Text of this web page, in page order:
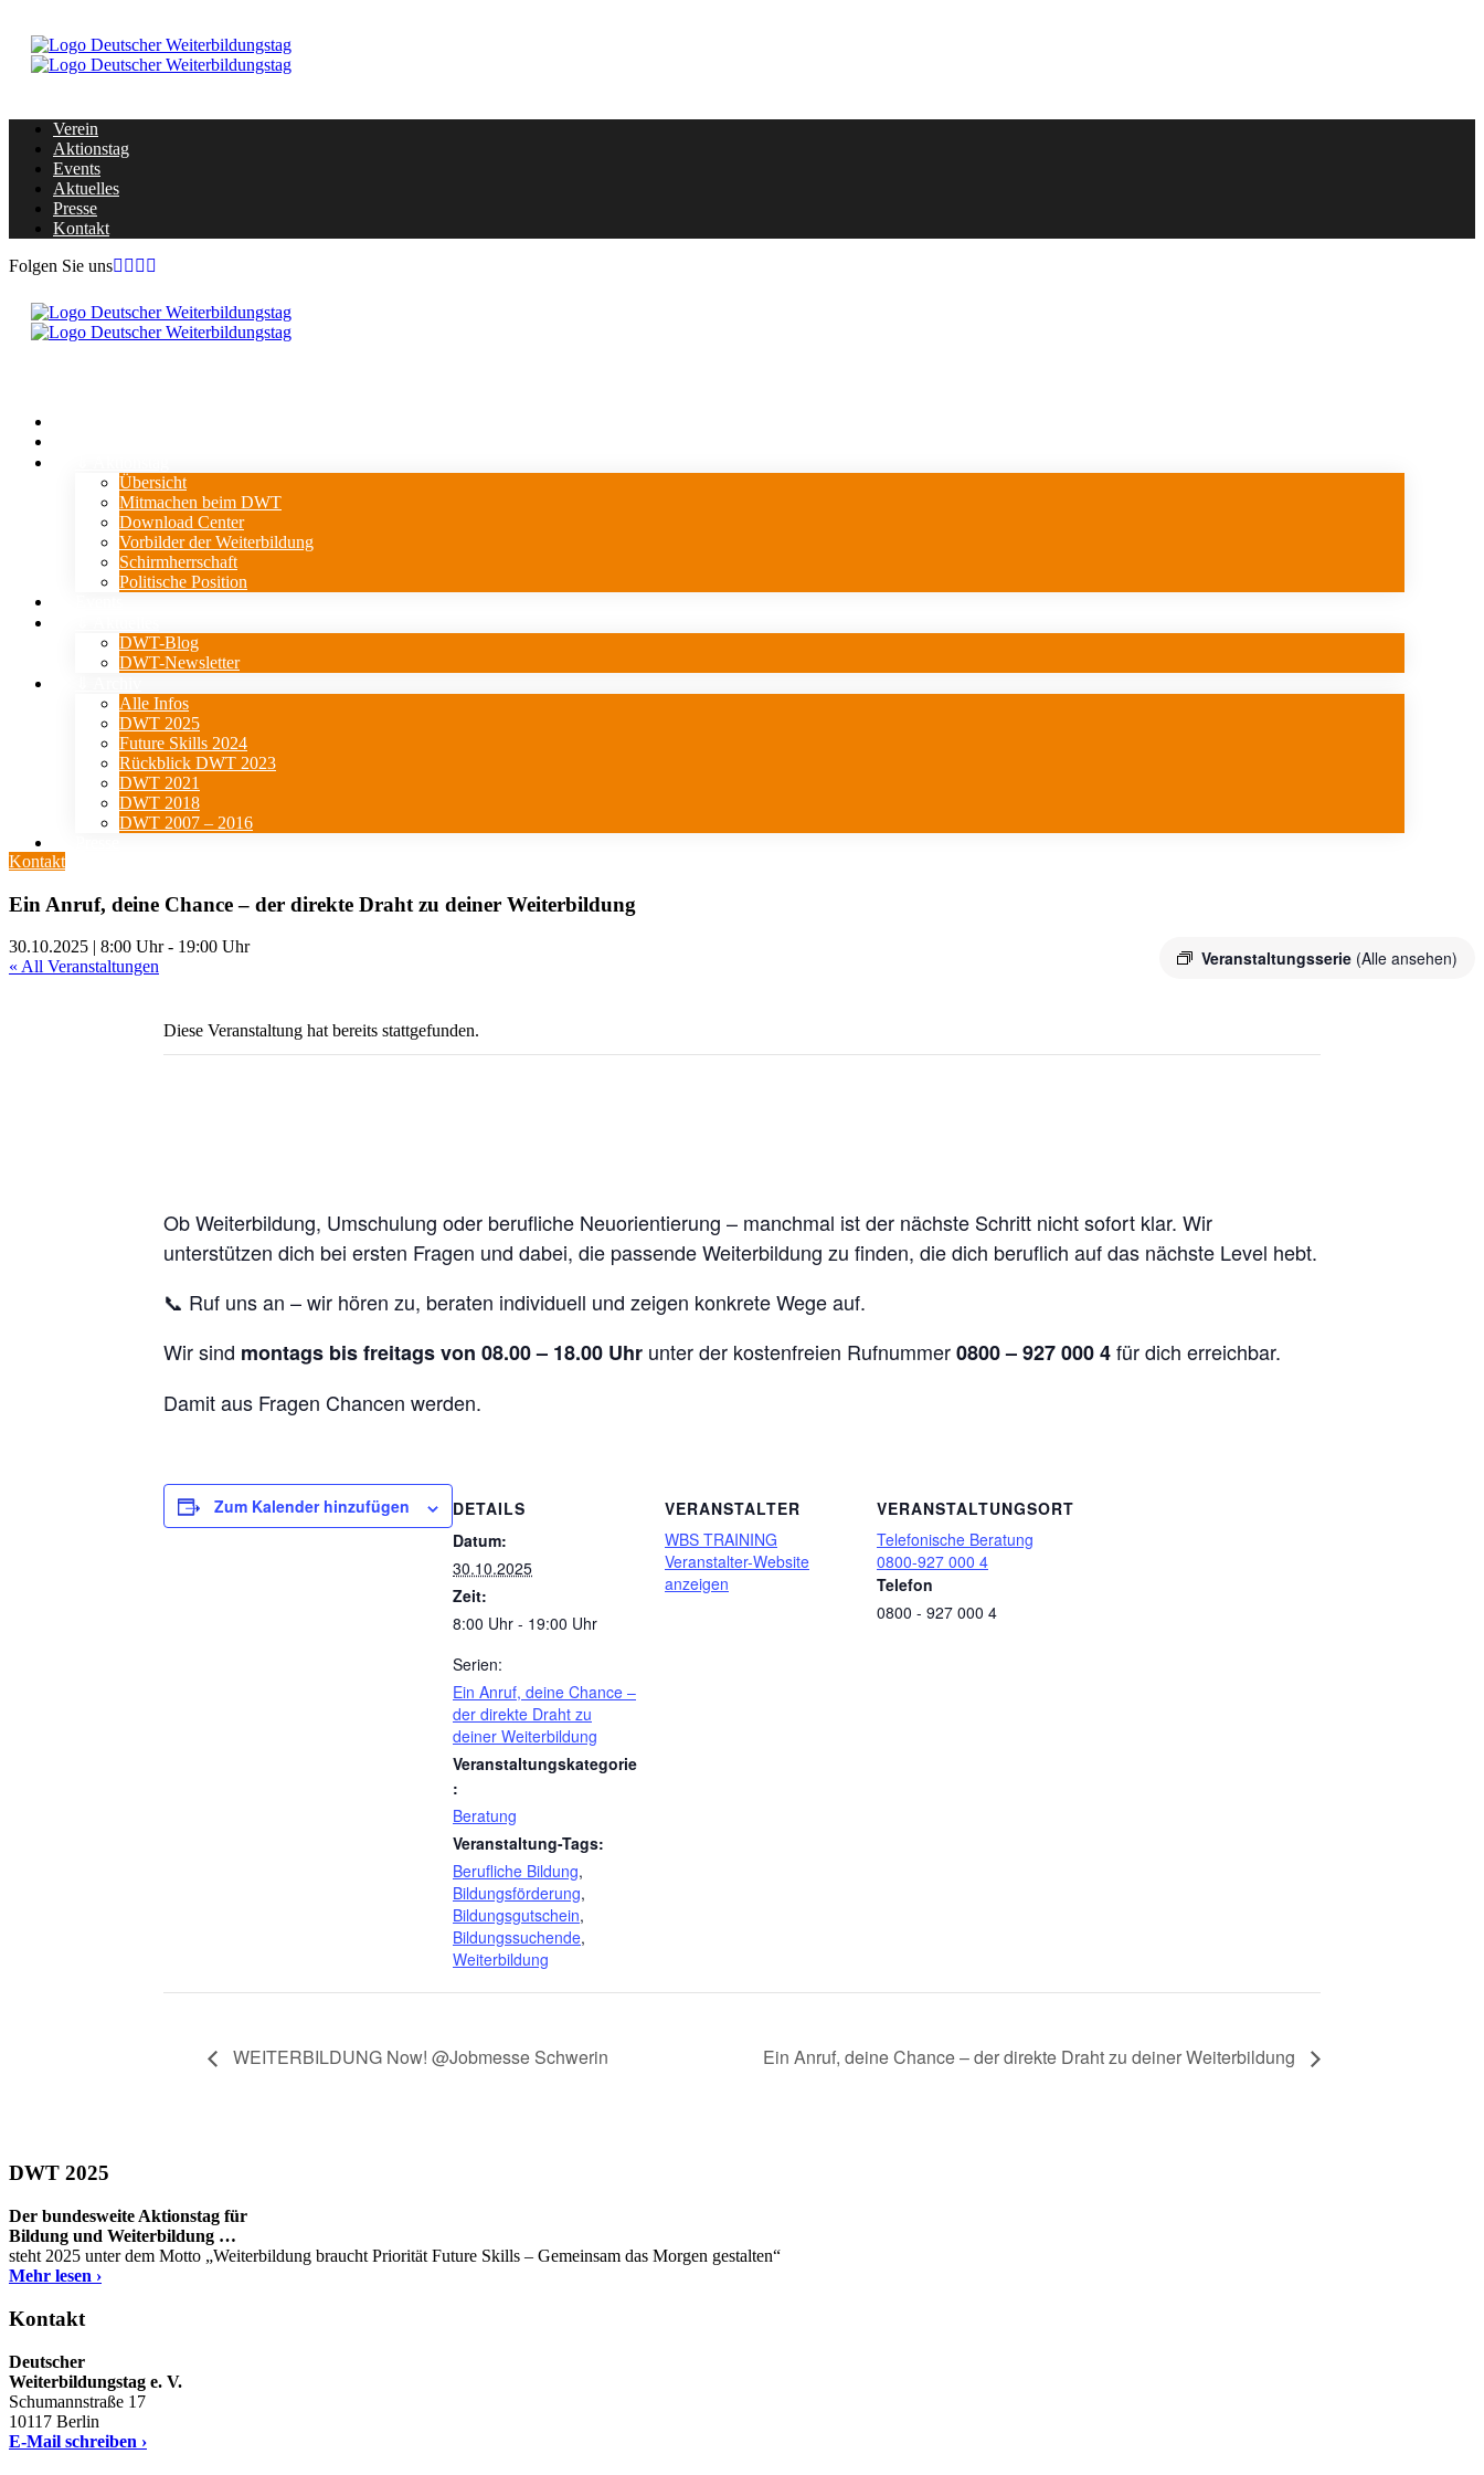
Verein
Aktionstag
Events
Aktuelles
Presse
Kontakt
Folgen Sie uns
Übersicht
Mitmachen beim DWT
Download Center
Vorbilder der Weiterbildung
Schirmherrschaft
Politische Position
DWT-Blog
DWT-Newsletter
Alle Infos
DWT 2025
Future Skills 2024
Rückblick DWT 2023
DWT 2021
DWT 2018
DWT 2007 – 2016
Kontakt
Ein Anruf, deine Chance – der direkte Draht zu deiner Weiterbildung
30.10.2025 | 8:00 Uhr- 19:00 Uhr
Veranstaltungsserie (Alle ansehen)
« All Veranstaltungen
Diese Veranstaltung hat bereits stattgefunden.
Ob Weiterbildung, Umschulung oder berufliche Neuorientierung – manchmal ist der nächste Schritt nicht sofort klar. Wir
unterstützen dich bei ersten Fragen und dabei, die passende Weiterbildung zu finden, die dich beruflich auf das nächste Level hebt.
📞 Ruf uns an – wir hören zu, beraten individuell und zeigen konkrete Wege auf.
Wir sind montags bis freitags von 08.00 – 18.00 Uhr unter der kostenfreien Rufnummer0800 – 927 000 4für dich erreichbar.
Damit aus Fragen Chancen werden.
Zum Kalender hinzufügen
DETAILS
Datum:
30.10.2025
Zeit:
8:00 Uhr - 19:00 Uhr
Serien:
Ein Anruf, deine Chance –
der direkte Draht zu
deiner Weiterbildung
Veranstaltungskategorie
:
Beratung
Veranstaltung-Tags:
Berufliche Bildung,
Bildungsförderung,
Bildungsgutschein,
Bildungssuchende,
Weiterbildung
VERANSTALTER
WBS TRAINING
Veranstalter-Website
anzeigen
VERANSTALTUNGSORT
Telefonische Beratung
0800-927 000 4
Telefon
0800 - 927 000 4
WEITERBILDUNG Now! @Jobmesse Schwerin Ein Anruf, deine Chance – der direkte Draht zu deiner Weiterbildung
DWT 2025
Der bundesweite Aktionstag für
Bildung und Weiterbildung …
steht 2025 unter dem Motto „Weiterbildung braucht Priorität Future Skills – Gemeinsam das Morgen gestalten“
Mehr lesen ›
Kontakt
Deutscher
Weiterbildungstag e. V.
Schumannstraße 17
10117 Berlin
E-Mail schreiben ›